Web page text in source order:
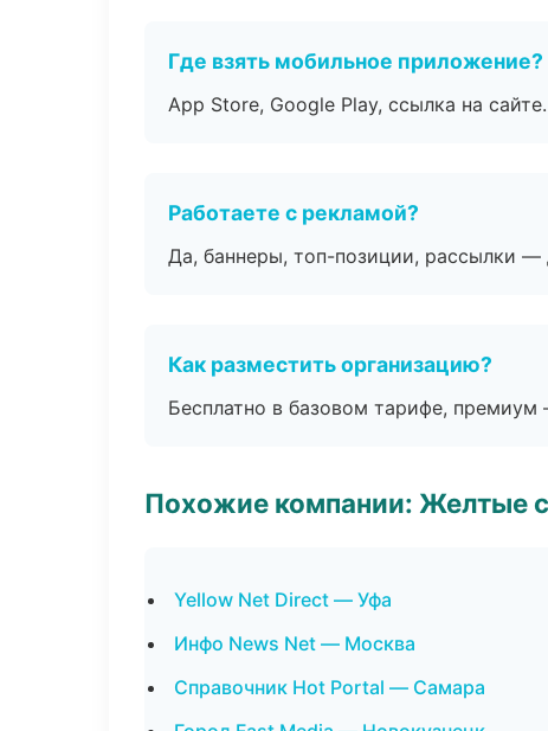
Где взять мобильное приложение?
App Store, Google Play, ссылка на сайте.
Работаете с рекламой?
Да, баннеры, топ-позиции, рассылки —
Как разместить организацию?
Бесплатно в базовом тарифе,
Похожие компании: Желтые
Yellow Net Direct — Уфа
Инфо News Net — Москва
Справочник Hot Portal — Самара